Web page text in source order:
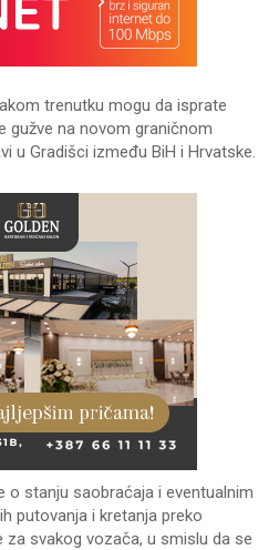
trenutku mogu da isprate
gužve na novom graničnom
u Gradišci između BiH i Hrvatske.
o stanju saobraćaja i eventualnim
putovanja i kretanja preko
za svakog vozača, u smislu da se